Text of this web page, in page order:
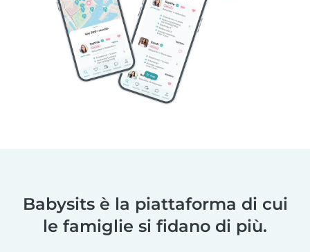
Babysits è la piattaforma di cui
le famiglie si fidano di più.